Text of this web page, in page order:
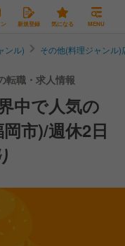
新規登録 気になる MENU
ンル) その他(料理ジャンル)
転職・求人情報
中で人気の
市)/週休2日